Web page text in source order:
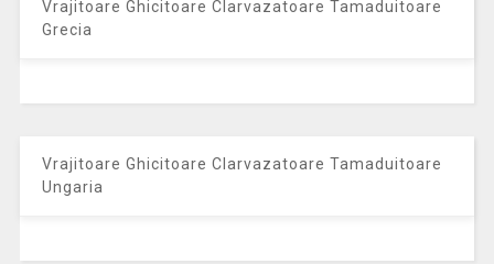
Vrajitoare Ghicitoare Clarvazatoare Tamaduitoare
Grecia
Vrajitoare Ghicitoare Clarvazatoare Tamaduitoare
Ungaria